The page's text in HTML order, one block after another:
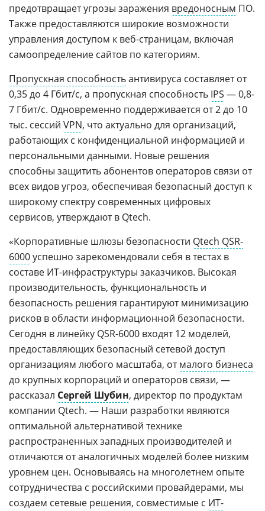
предотвращает угрозы заражения вредоносным ПО.
Также предоставляются широкие возможности
управления доступом к веб-страницам, включая
самоопределение сайтов по категориям.
Пропускная способностьантивируса составляет от
0,35 до 4 Гбит/с, а пропускная способность IPS — 0,8-
7 Гбит/с. Одновременно поддерживается от 2 до 10
тыс. сессий VPN, что актуально для организаций,
работающих с конфиденциальной информацией и
персональными данными. Новые решения
способны защитить абонентов операторов связи от
всех видов угроз, обеспечивая безопасный доступ к
широкому спектру современных цифровых
сервисов, утверждают в Qtech.
«Корпоративные шлюзы безопасности Qtech QSR-
6000успешно зарекомендовали себя в тестах в
составе ИТ-инфраструктуры заказчиков. Высокая
производительность, функциональность и
безопасность решения гарантируют минимизацию
рисков в области информационной безопасности.
Сегодня в линейку QSR-6000 входят 12 моделей,
предоставляющих безопасный сетевой доступ
организациям любого масштаба, отмалого бизнеса
до крупных корпораций и операторов связи, —
рассказал Сергей Шубин, директор по продуктам
компании Qtech. — Наши разработки являются
оптимальной альтернативой технике
распространенных западных производителей и
отличаются от аналогичных моделей более низким
уровнем цен. Основываясь на многолетнем опыте
сотрудничества с российскими провайдерами, мы
создаем сетевые решения, совместимые с ИТ-